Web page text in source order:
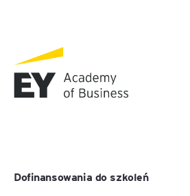
Dofinansowania do szkoleń